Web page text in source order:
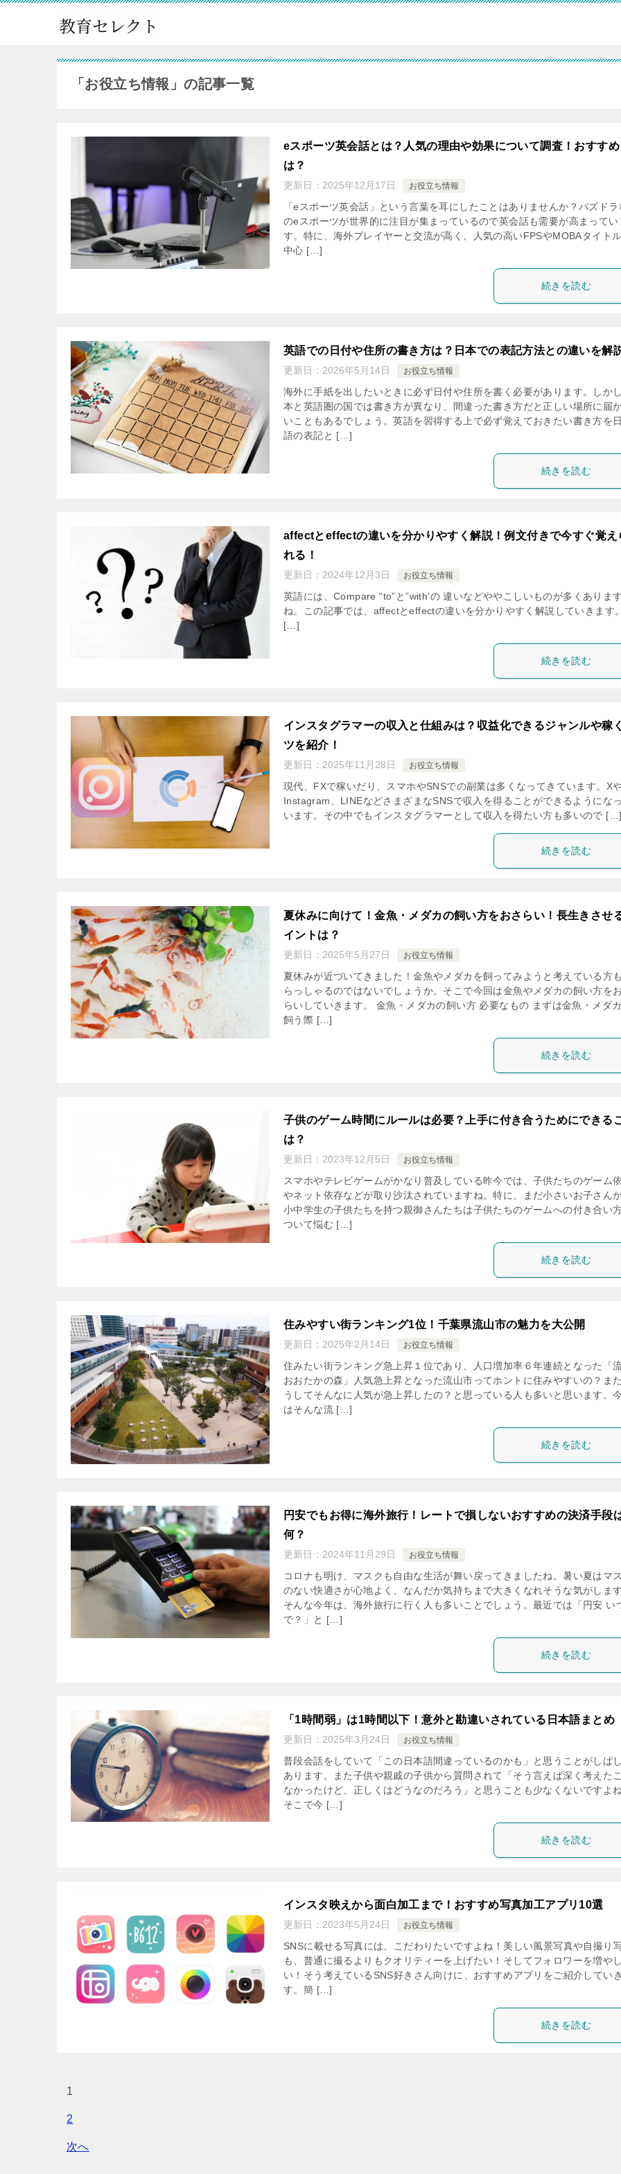
「お役立ち情報」の記事一覧
eスポーツ英会話とは？人気の理由や効果について調査！おすすめ
は？
更新日： 2025年12月17日 お役立ち情報
「eスポーツ英会話」という言葉を耳にしたことはありませんか？パズドラ
のeスポーツが世界的に注目が集まっているので英会話も需要が高まってい
す。特に、海外プレイヤーと交流が高く、人気の高いFPSやMOBAタイト
中心 […]
続きを読む
英語での日付や住所の書き方は？日本での表記方法との違いを解
更新日： 2026年5月14日 お役立ち情報
海外に手紙を出したいときに必ず日付や住所を書く必要があります。しか
本と英語圏の国では書き方が異なり、間違った書き方だと正しい場所に届
いこともあるでしょう。英語を習得する上で必ず覚えておきたい書き方を
語の表記と […]
続きを読む
affectとeffectの違いを分かりやすく解説！例文付きで今すぐ覚え
れる！
更新日： 2024年12月3日 お役立ち情報
英語には、Compare “to”と”with’の 違いなどややこしいものが多くありま
ね。この記事では、affectとeffectの違いを分かりやすく解説していきます。
[…]
続きを読む
インスタグラマーの収入と仕組みは？収益化できるジャンルや稼
ツを紹介！
更新日： 2025年11月28日 お役立ち情報
現代、FXで稼いだり、スマホやSNSでの副業は多くなってきています。X
Instagram、LINEなどさまざまなSNSで収入を得ることができるようにな
います。その中でもインスタグラマーとして収入を得たい方も多いので […]
続きを読む
夏休みに向けて！金魚・メダカの飼い方をおさらい！長生きさせ
イントは？
更新日： 2025年5月27日 お役立ち情報
夏休みが近づいてきました！金魚やメダカを飼ってみようと考えている方
らっしゃるのではないでしょうか。そこで今回は金魚やメダカの飼い方を
らいしていきます。 金魚・メダカの飼い方 必要なもの まずは金魚・メダ
飼う際 […]
続きを読む
子供のゲーム時間にルールは必要？上手に付き合うためにできる
は？
更新日： 2023年12月5日 お役立ち情報
スマホやテレビゲームがかなり普及している昨今では、子供たちのゲーム
やネット依存などが取り沙汰されていますね。特に、まだ小さいお子さん
小中学生の子供たちを持つ親御さんたちは子供たちのゲームへの付き合い
ついて悩む […]
続きを読む
住みやすい街ランキング1位！千葉県流山市の魅力を大公開
更新日： 2025年2月14日 お役立ち情報
住みたい街ランキング急上昇１位であり、人口増加率６年連続となった「
おおたかの森」人気急上昇となった流山市ってホントに住みやすいの？ま
うしてそんなに人気が急上昇したの？と思っている人も多いと思います。
はそんな流 […]
続きを読む
円安でもお得に海外旅行！レートで損しないおすすめの決済手段
何？
更新日： 2024年11月29日 お役立ち情報
コロナも明け、マスクも自由な生活が舞い戻ってきましたね。暑い夏はマ
のない快適さが心地よく、なんだか気持ちまで大きくなれそうな気がします
そんな今年は、海外旅行に行く人も多いことでしょう。最近では「円安 い
で？」と […]
続きを読む
「1時間弱」は1時間以下！意外と勘違いされている日本語まとめ
更新日： 2025年3月24日 お役立ち情報
普段会話をしていて「この日本語間違っているのかも」と思うことがしば
あります。また子供や親戚の子供から質問されて「そう言えば深く考えた
なかったけど、正しくはどうなのだろう」と思うことも少なくないですよね
そこで今 […]
続きを読む
インスタ映えから面白加工まで！おすすめ写真加工アプリ10選
更新日： 2023年5月24日 お役立ち情報
SNSに載せる写真には、こだわりたいですよね！美しい風景写真や自撮り
も、普通に撮るよりもクオリティーを上げたい！そしてフォロワーを増や
い！そう考えているSNS好きさん向けに、おすすめアプリをご紹介してい
す。簡 […]
続きを読む
1
2
次へ